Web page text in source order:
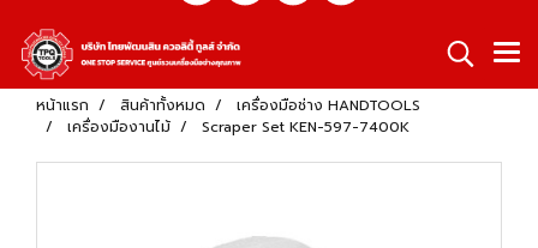
หน้าแรก สินค้าทั้งหมด
เครื่องมือช่าง HANDTOOLS
เครื่องมืองานไม้
Scraper Set KEN-597-7400K